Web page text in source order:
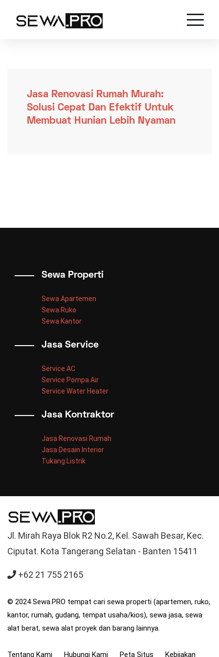
Jasa Renovasi Rumah Murah:
Solusi Cepat Dan Efektif Untuk
Membuat Hunian Lebih Nyaman
Sewa Properti
Sewa Apartemen
Sewa Ruko
Sewa Kantor
Jasa Service
Service AC
Service Pompa Air
Service Water Heater
Jasa Kontraktor
Jasa Renovasi Rumah
Jasa Desain Interior
Tukang Listrik
Jl. Mirah Raya Blok R2 No.2, Kel. Sawah Besar, Kec.
Ciputat. Kota Tangerang Selatan - Banten 15411
+62 21 755 2165
© 2024 Sewa.PRO tempat cari sewa properti (apartemen, ruko,
kantor, rumah, gudang, tempat usaha/kios), sewa jasa, sewa
alat berat, sewa alat proyek dan barang lainnya.
Tentang Kami Hubungi Kami Peta Situs Kebijakan